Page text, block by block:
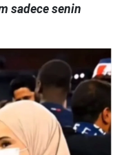
sadece senin